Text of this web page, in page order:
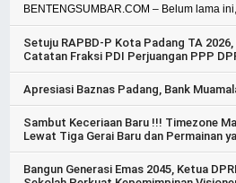
BENTENGSUMBAR.COM – Belum lama
Setuju RAPBD-P Kota Padang TA
Catatan Fraksi PDI Perjuangan PPP
Apresiasi Baznas Padang, Bank
Sambut Keceriaan Baru !!! Timezone
Lewat Tiga Gerai Baru dan Permainan
Bangun Generasi Emas 2045, Ketua